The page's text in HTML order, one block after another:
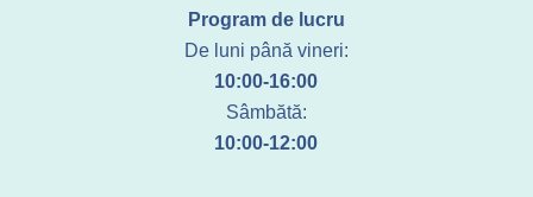
Program de lucru
De luni până vineri:
10:00-16:00
Sâmbătă:
10:00-12:00